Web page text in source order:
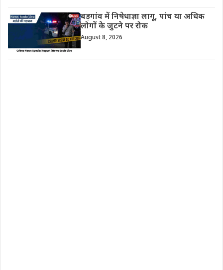
बड़गांव में निषेधाज्ञा लागू, पांच या अधिक
लोगों के जुटने पर रोक
August 8, 2026